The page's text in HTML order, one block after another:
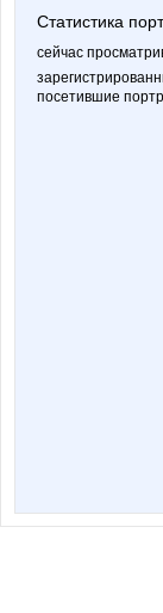
Статистика
сейчас
посетившие